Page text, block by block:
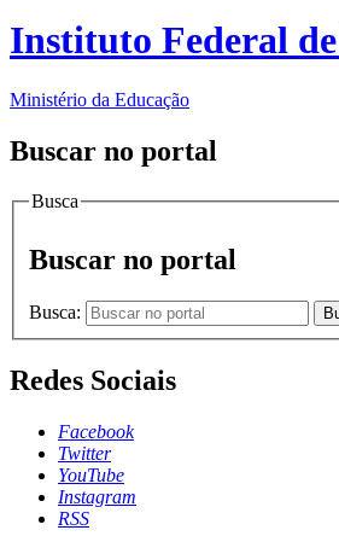
Instituto Federal
Ministério da Educação
Buscar no portal
Busca
Buscar no portal
Busca:
Redes Sociais
Facebook
Twitter
YouTube
Instagram
RSS